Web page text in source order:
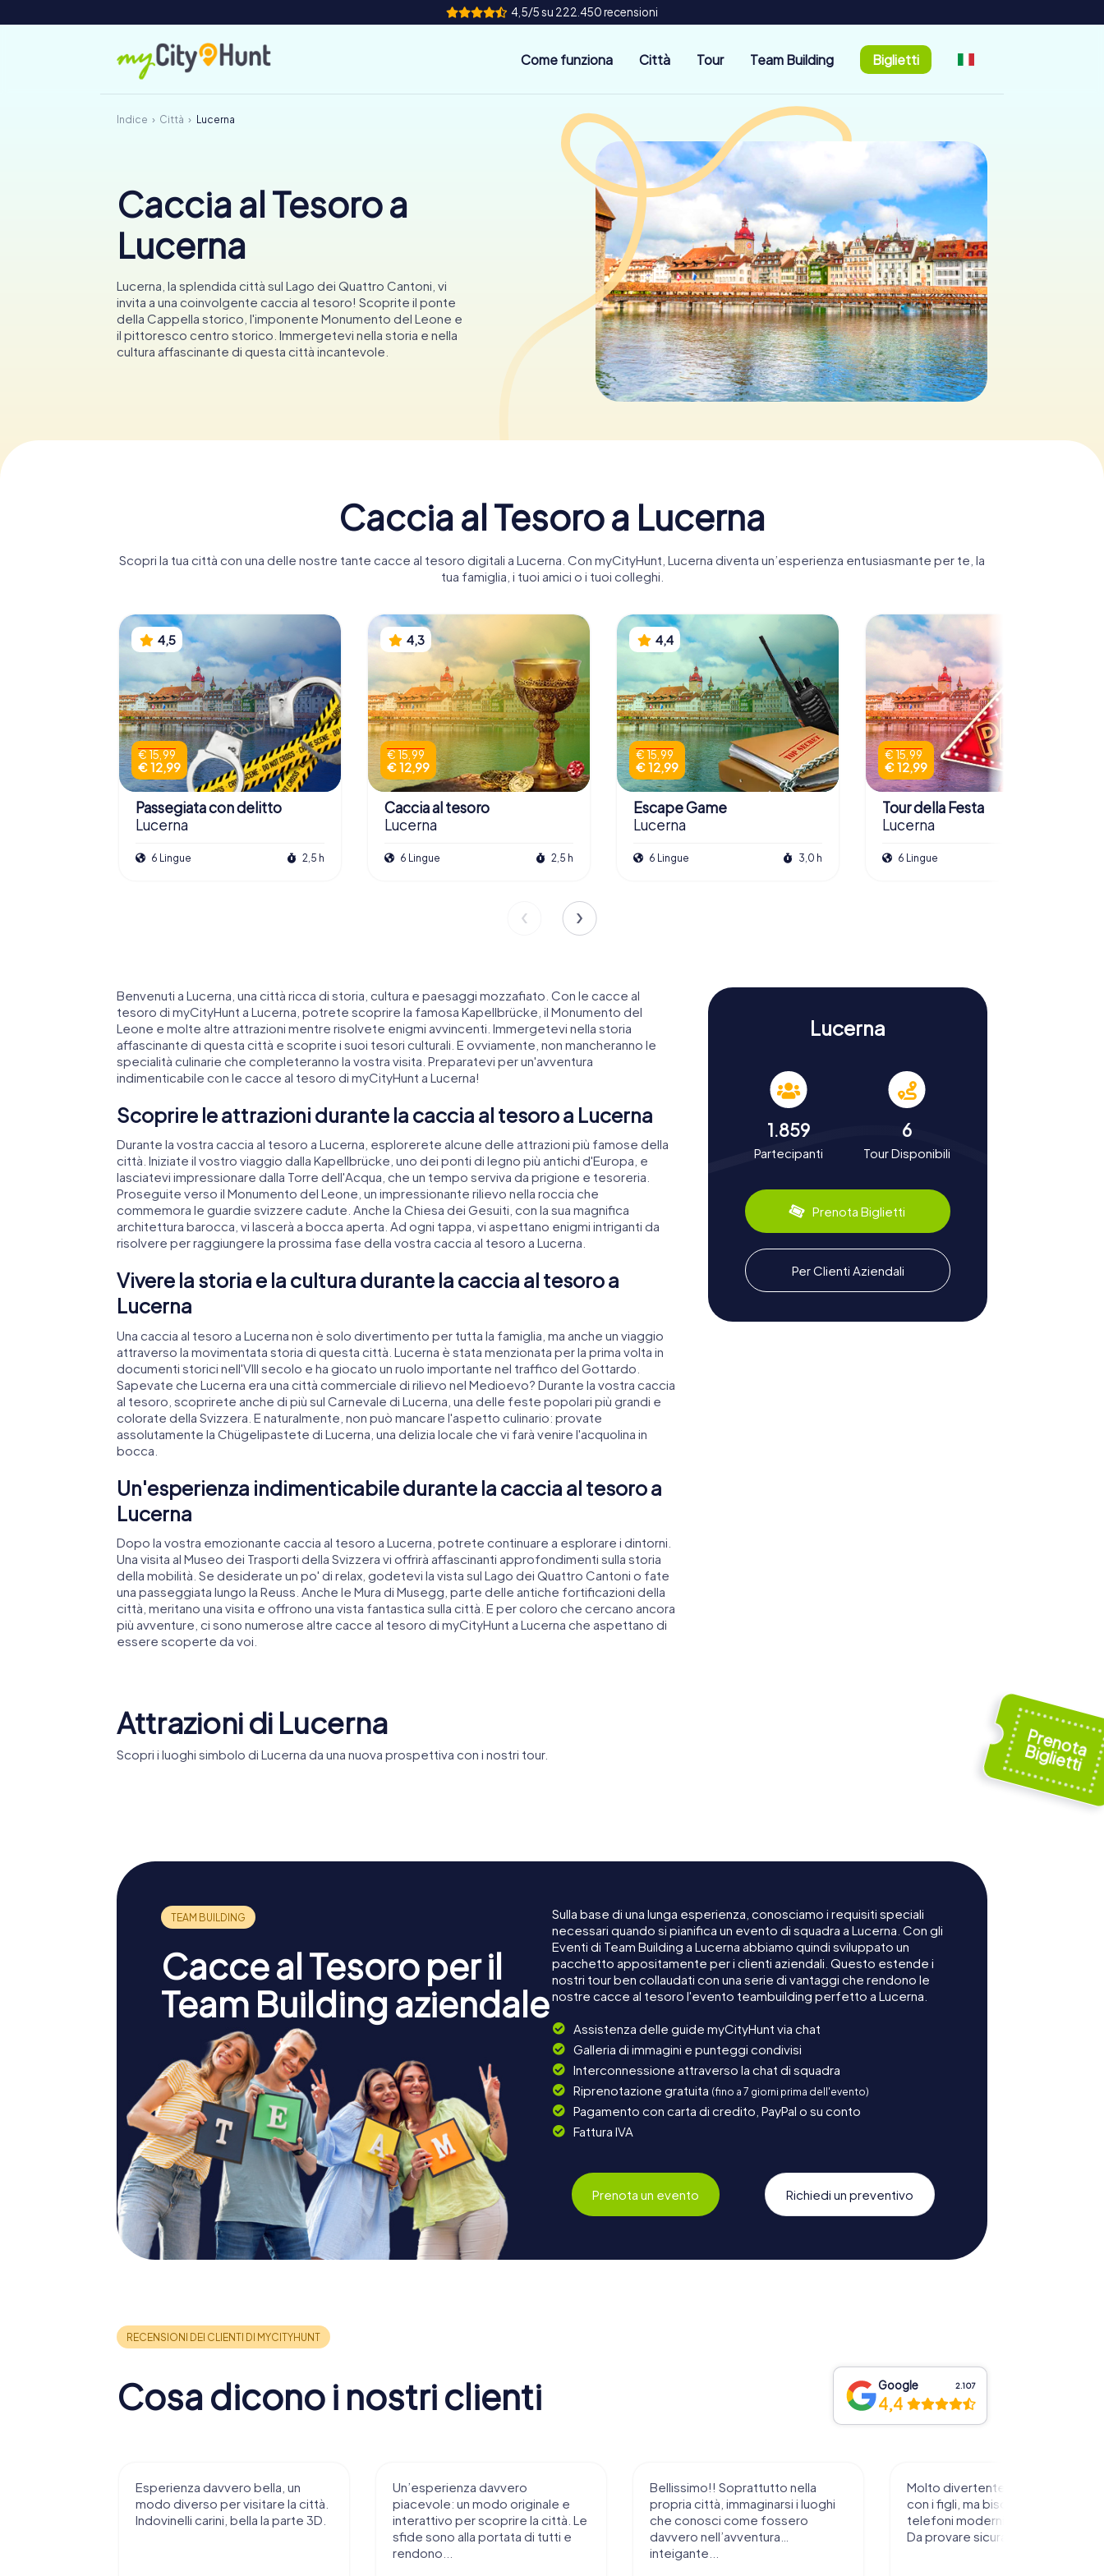
4,5/5 su 222.450 recensioni
Come funziona Città Tour Team Building Biglietti
Indice Città Lucerna
Caccia al Tesoro a
Lucerna
Lucerna, la splendida città sul Lago dei Quattro Cantoni, vi
invita a una coinvolgente caccia al tesoro! Scoprite il ponte
della Cappella storico, l'imponente Monumento del Leone e
il pittoresco centro storico. Immergetevi nella storia e nella
cultura affascinante di questa città incantevole.
Caccia al Tesoro a Lucerna
Scopri la tua città con una delle nostre tante cacce al tesoro digitali a Lucerna. Con myCityHunt, Lucerna diventa un’esperienza entusiasmante per te, la
tua famiglia, i tuoi amici o i tuoi colleghi.
4,5
€ 15,99
€ 12,99
Passegiata con delitto
Lucerna
6 Lingue 2,5 h
4,3
€ 15,99
€ 12,99
Caccia al tesoro
Lucerna
6 Lingue 2,5 h
4,4
€ 15,99
€ 12,99
Escape Game
Lucerna
6 Lingue 3,0 h
€ 15,99
€ 12,99
Tour della Festa
Lucerna
6 Lingue
Benvenuti a Lucerna, una città ricca di storia, cultura e paesaggi mozzafiato. Con le cacce al
tesoro di myCityHunt a Lucerna, potrete scoprire la famosa Kapellbrücke, il Monumento del
Leone e molte altre attrazioni mentre risolvete enigmi avvincenti. Immergetevi nella storia
affascinante di questa città e scoprite i suoi tesori culturali. E ovviamente, non mancheranno le
specialità culinarie che completeranno la vostra visita. Preparatevi per un'avventura
indimenticabile con le cacce al tesoro di myCityHunt a Lucerna!
Scoprire le attrazioni durante la caccia al tesoro a Lucerna
Durante la vostra caccia al tesoro a Lucerna, esplorerete alcune delle attrazioni più famose della
città. Iniziate il vostro viaggio dalla Kapellbrücke, uno dei ponti di legno più antichi d'Europa, e
lasciatevi impressionare dalla Torre dell'Acqua, che un tempo serviva da prigione e tesoreria.
Proseguite verso il Monumento del Leone, un impressionante rilievo nella roccia che
commemora le guardie svizzere cadute. Anche la Chiesa dei Gesuiti, con la sua magnifica
architettura barocca, vi lascerà a bocca aperta. Ad ogni tappa, vi aspettano enigmi intriganti da
risolvere per raggiungere la prossima fase della vostra caccia al tesoro a Lucerna.
Vivere la storia e la cultura durante la caccia al tesoro a
Lucerna
Una caccia al tesoro a Lucerna non è solo divertimento per tutta la famiglia, ma anche un viaggio
attraverso la movimentata storia di questa città. Lucerna è stata menzionata per la prima volta in
documenti storici nell'VIII secolo e ha giocato un ruolo importante nel traffico del Gottardo.
Sapevate che Lucerna era una città commerciale di rilievo nel Medioevo? Durante la vostra caccia
al tesoro, scoprirete anche di più sul Carnevale di Lucerna, una delle feste popolari più grandi e
colorate della Svizzera. E naturalmente, non può mancare l'aspetto culinario: provate
assolutamente la Chügelipastete di Lucerna, una delizia locale che vi farà venire l'acquolina in
bocca.
Un'esperienza indimenticabile durante la caccia al tesoro a
Lucerna
Dopo la vostra emozionante caccia al tesoro a Lucerna, potrete continuare a esplorare i dintorni.
Una visita al Museo dei Trasporti della Svizzera vi offrirà affascinanti approfondimenti sulla storia
della mobilità. Se desiderate un po' di relax, godetevi la vista sul Lago dei Quattro Cantoni o fate
una passeggiata lungo la Reuss. Anche le Mura di Musegg, parte delle antiche fortificazioni della
città, meritano una visita e offrono una vista fantastica sulla città. E per coloro che cercano ancora
più avventure, ci sono numerose altre cacce al tesoro di myCityHunt a Lucerna che aspettano di
essere scoperte da voi.
Lucerna
1.859
Partecipanti
6
Tour Disponibili
Prenota Biglietti
Per Clienti Aziendali
Attrazioni di Lucerna
Scopri i luoghi simbolo di Lucerna da una nuova prospettiva con i nostri tour.
Cacce al Tesoro per il
Team Building aziendale
Sulla base di una lunga esperienza, conosciamo i requisiti speciali
necessari quando si pianifica un evento di squadra a Lucerna. Con gli
Eventi di Team Building a Lucerna abbiamo quindi sviluppato un
pacchetto appositamente per i clienti aziendali. Questo estende i
nostri tour ben collaudati con una serie di vantaggi che rendono le
nostre cacce al tesoro l'evento teambuilding perfetto a Lucerna.
Assistenza delle guide myCityHunt via chat
Galleria di immagini e punteggi condivisi
Interconnessione attraverso la chat di squadra
Riprenotazione gratuita (fino a 7 giorni prima dell'evento)
Pagamento con carta di credito, PayPal o su conto
Fattura IVA
Prenota un evento Richiedi un preventivo
Cosa dicono i nostri clienti Google 2.107
4,4
Esperienza davvero bella, un
modo diverso per visitare la città.
Indovinelli carini, bella la parte 3D.
Un’esperienza davvero
piacevole: un modo originale e
interattivo per scoprire la città. Le
sfide sono alla portata di tutti e
rendono...
Bellissimo!! Soprattutto nella
propria città, immaginarsi i luoghi
che conosci come fossero
davvero nell’avventura…
inteigante...
Molto divertente da sperimentare
con i figli, ma bisogna avere
telefoni moderni e rete stabile.
Da provare sicuramente !